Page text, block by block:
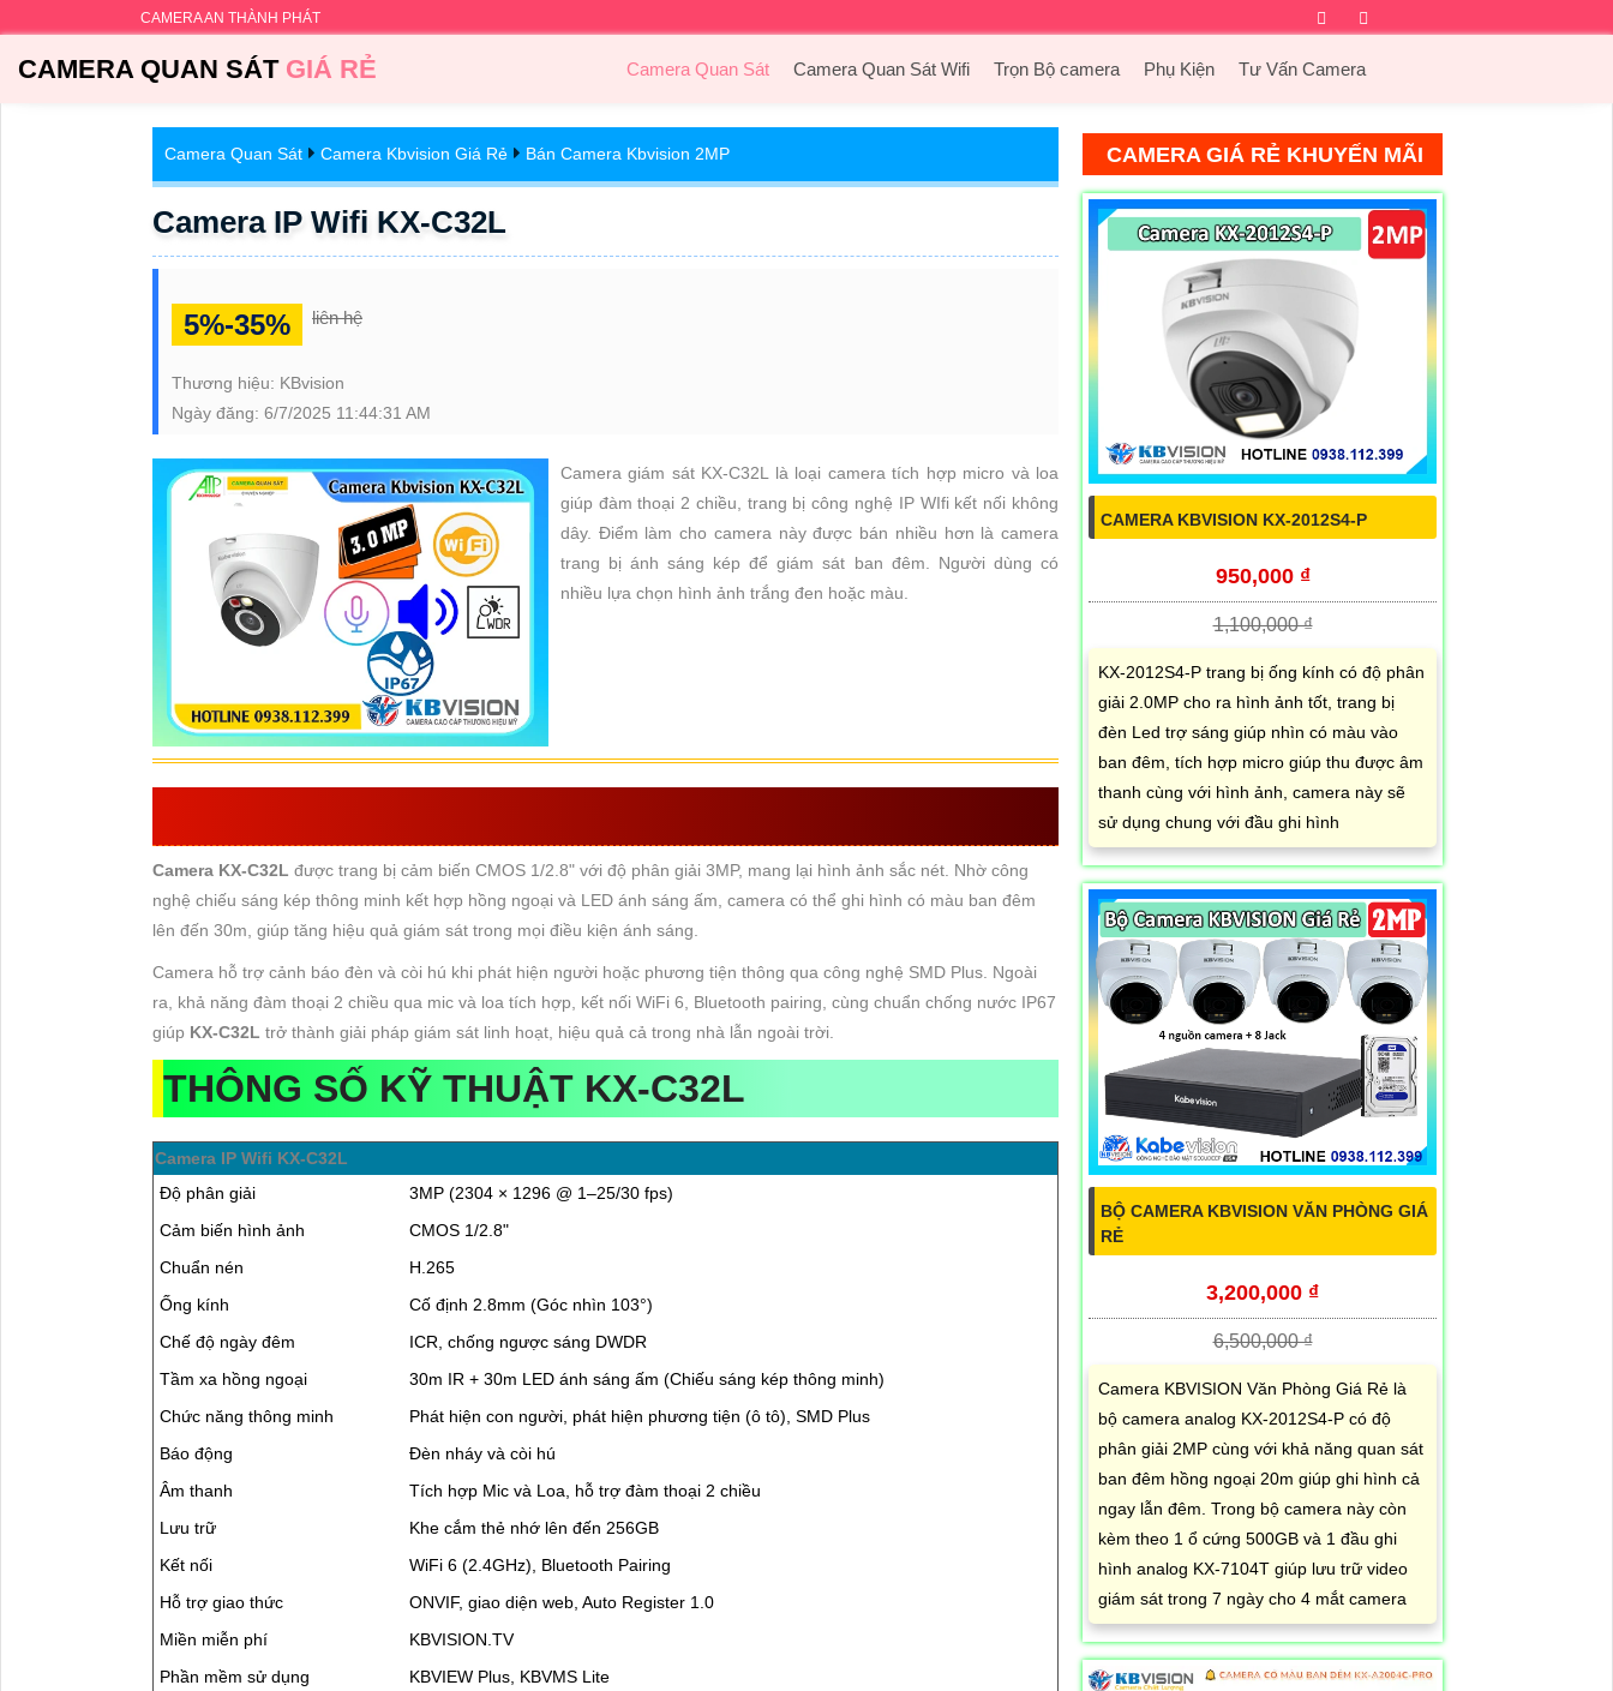
CAMERA AN THÀNH PHÁT Facebook
CAMERA QUAN SÁTGIÁ RẺ Camera Quan Sát Camera Quan Sát Wifi Trọn Bộ camera Phụ Kiện Tư Vấn Camera
Camera Quan Sát Camera Kbvision Giá Rẻ Bán Camera Kbvision 2MP
Camera IP Wifi KX-C32L
5%-35% liên hệ
Thương hiệu: KBvision
Ngày đăng: 6/7/2025 11:44:31 AM
Camera giám sát KX-C32L là loại camera tích hợp micro và loa
giúp đàm thoại 2 chiều, trang bị công nghệ IP WIfi kết nối không
dây. Điểm làm cho camera này được bán nhiều hơn là camera
trang bị ánh sáng kép để giám sát ban đêm. Người dùng có
nhiều lựa chọn hình ảnh trắng đen hoặc màu.
Camera KX-C32L được trang bị cảm biến CMOS 1/2.8" với độ phân giải 3MP, mang lại hình ảnh sắc nét. Nhờ công
nghệ chiếu sáng kép thông minh kết hợp hồng ngoại và LED ánh sáng ấm, camera có thể ghi hình có màu ban đêm
lên đến 30m, giúp tăng hiệu quả giám sát trong mọi điều kiện ánh sáng.
Camera hỗ trợ cảnh báo đèn và còi hú khi phát hiện người hoặc phương tiện thông qua công nghệ SMD Plus. Ngoài
ra, khả năng đàm thoại 2 chiều qua mic và loa tích hợp, kết nối WiFi 6, Bluetooth pairing, cùng chuẩn chống nước IP67
giúp KX-C32L trở thành giải pháp giám sát linh hoạt, hiệu quả cả trong nhà lẫn ngoài trời.
THÔNG SỐ KỸ THUẬT KX-C32L
Camera IP Wifi KX-C32L
Độ phân giải
3MP (2304 × 1296 @ 1–25/30 fps)
Cảm biến hình ảnh
CMOS 1/2.8"
Chuẩn nén
H.265
Ống kính
Cố định 2.8mm (Góc nhìn 103°)
Chế độ ngày đêm
ICR, chống ngược sáng DWDR
Tầm xa hồng ngoại
30m IR + 30m LED ánh sáng ấm (Chiếu sáng kép thông minh)
Chức năng thông minh
Phát hiện con người, phát hiện phương tiện (ô tô), SMD Plus
Báo động
Đèn nháy và còi hú
Âm thanh
Tích hợp Mic và Loa, hỗ trợ đàm thoại 2 chiều
Lưu trữ
Khe cắm thẻ nhớ lên đến 256GB
Kết nối
WiFi 6 (2.4GHz), Bluetooth Pairing
Hỗ trợ giao thức
ONVIF, giao diện web, Auto Register 1.0
Miền miễn phí
KBVISION.TV
Phần mềm sử dụng
KBVIEW Plus, KBVMS Lite
CAMERA GIÁ RẺ KHUYẾN MÃI
CAMERA KBVISION KX-2012S4-P
950,000 ₫
1,100,000 ₫
KX-2012S4-P trang bị ống kính có độ phân
giải 2.0MP cho ra hình ảnh tốt, trang bị
đèn Led trợ sáng giúp nhìn có màu vào
ban đêm, tích hợp micro giúp thu được âm
thanh cùng với hình ảnh, camera này sẽ
sử dụng chung với đầu ghi hình
BỘ CAMERA KBVISION VĂN PHÒNG GIÁ
RẺ
3,200,000 ₫
6,500,000 ₫
Camera KBVISION Văn Phòng Giá Rẻ là
bộ camera analog KX-2012S4-P có độ
phân giải 2MP cùng với khả năng quan sát
ban đêm hồng ngoại 20m giúp ghi hình cả
ngay lẫn đêm. Trong bộ camera này còn
kèm theo 1 ổ cứng 500GB và 1 đầu ghi
hình analog KX-7104T giúp lưu trữ video
giám sát trong 7 ngày cho 4 mắt camera